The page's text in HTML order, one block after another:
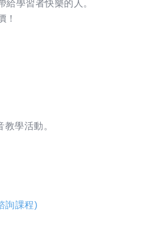
學習者快樂的人。
！
學活動。
詢課程)